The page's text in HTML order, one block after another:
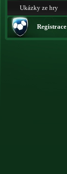
Ukázky ze hry
Registrace